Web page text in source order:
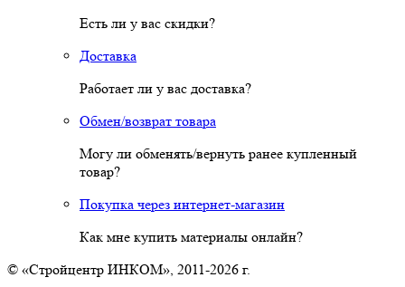
Есть ли у вас скидки?
Доставка
Работает ли у вас доставка?
Обмен/возврат товара
Могу ли обменять/вернуть ранее купленный
товар?
Покупка через интернет-магазин
Как мне купить материалы онлайн?
© «Стройцентр ИНКОМ», 2011-2026 г.